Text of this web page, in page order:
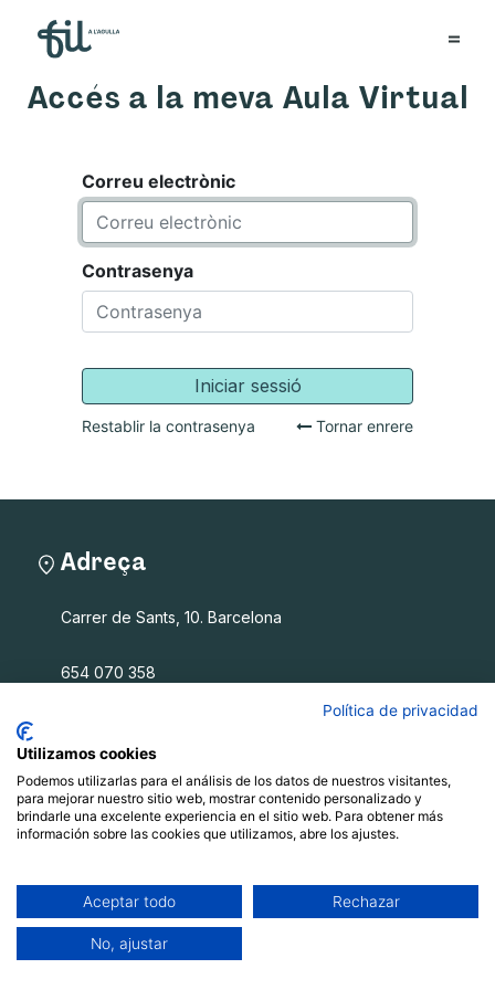
Accés a la meva Aula Virtual
Correu electrònic
Contrasenya
Iniciar sessió
Restablir la contrasenya Tornar enrere
Adreça
Carrer de Sants, 10. Barcelona
654 070 358
Fil a l'agulla SCCL
Què oferim
Blog
Recursos
Contacte
Política de privacidad
Utilizamos cookies
Podemos utilizarlas para el análisis de los datos de nuestros visitantes,
para mejorar nuestro sitio web, mostrar contenido personalizado y
brindarle una excelente experiencia en el sitio web. Para obtener más
información sobre las cookies que utilizamos, abre los ajustes.
Aceptar todo Rechazar
No, ajustar